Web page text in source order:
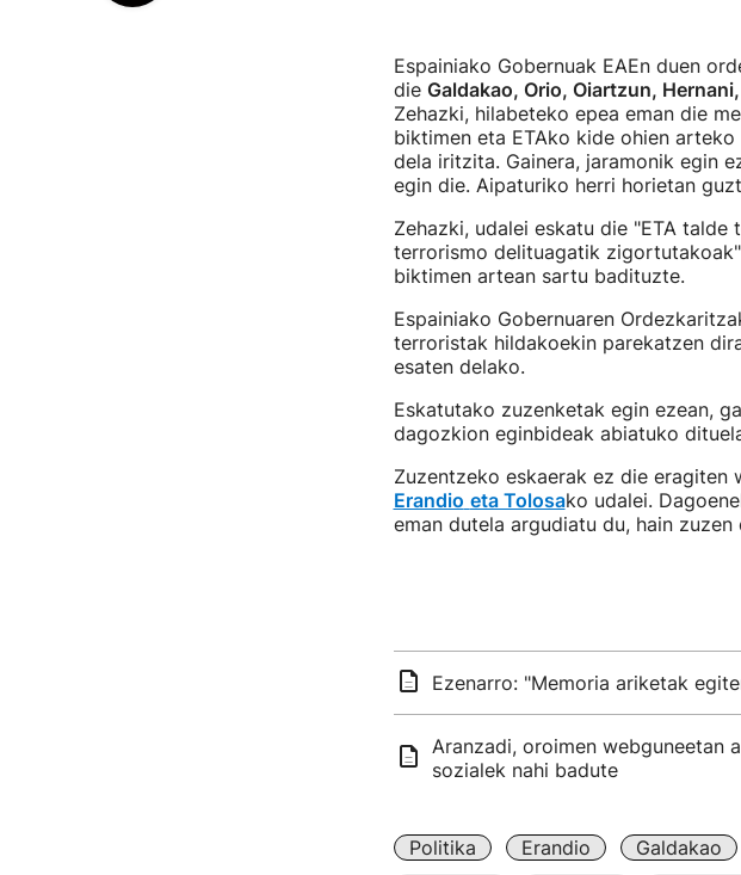
Espainiako Gobernuak EAEn duen
die Galdakao, Orio, Oiartzun,
Zehazki, hilabeteko epea eman die
biktimen eta ETAko kide ohien
dela iritzita. Gainera, jaramonik egin
egin die. Aipaturiko herri horietan
Zehazki, udalei eskatu die "ETA
terrorismo delituagatik zigortutakoak"
biktimen artean sartu badituzte.
Espainiako Gobernuaren
terroristak hildakoekin parekatzen
esaten delako.
Eskatutako zuzenketak egin ezean,
dagozkion eginbideak abiatuko
Zuzentzeko eskaerak ez die eragiten
Erandio eta Tolosako udalei.
eman dutela argudiatu du, hain
Ezenarro: "Memoria ariketak
Aranzadi, oroimen webguneetan
sozialek nahi badute
Politika Erandio Galdakao